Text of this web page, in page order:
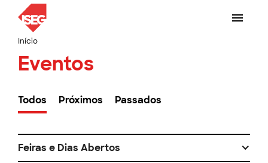
Início
Eventos
Todos Próximos Passados
Feiras e Dias Abertos